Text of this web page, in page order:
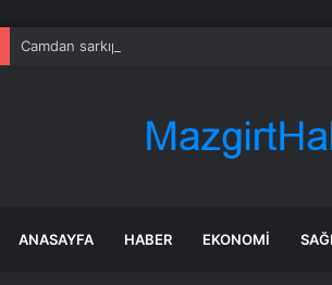
Camdan sarkıp dans ettiler, gelen cezayla
ANASAYFA HABER EKONOMI